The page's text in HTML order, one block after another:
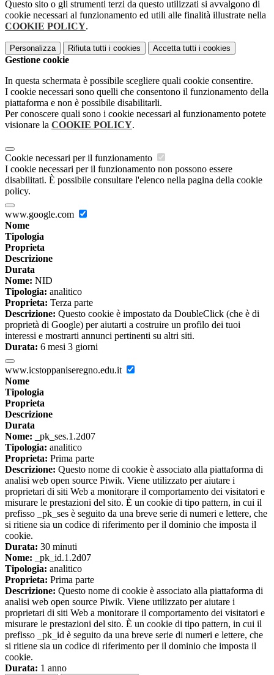
Questo sito o gli strumenti terzi da questo utilizzati si avvalgono di
cookie necessari al funzionamento ed utili alle finalità illustrate nella
COOKIE POLICY.
Personalizza Rifiuta tutti i cookies Accetta tutti i cookies
Gestione cookie
In questa schermata è possibile scegliere quali cookie consentire.
I cookie necessari sono quelli che consentono il funzionamento della
piattaforma e non è possibile disabilitarli.
Per conoscere quali sono i cookie necessari al funzionamento potete
visionare la COOKIE POLICY.
Cookie necessari per il funzionamento
I cookie necessari per il funzionamento non possono essere
disabilitati. È possibile consultare l'elenco nella pagina della cookie
policy.
www.google.com
Nome
Tipologia
Proprieta
Descrizione
Durata
Nome: NID
Tipologia: analitico
Proprieta: Terza parte
Descrizione: Questo cookie è impostato da DoubleClick (che è di
proprietà di Google) per aiutarti a costruire un profilo dei tuoi
interessi e mostrarti annunci pertinenti su altri siti.
Durata: 6 mesi 3 giorni
www.icstoppaniseregno.edu.it
Nome
Tipologia
Proprieta
Descrizione
Durata
Nome: _pk_ses.1.2d07
Tipologia: analitico
Proprieta: Prima parte
Descrizione: Questo nome di cookie è associato alla piattaforma di
analisi web open source Piwik. Viene utilizzato per aiutare i
proprietari di siti Web a monitorare il comportamento dei visitatori e
misurare le prestazioni del sito. È un cookie di tipo pattern, in cui il
prefisso _pk_ses è seguito da una breve serie di numeri e lettere, che
si ritiene sia un codice di riferimento per il dominio che imposta il
cookie.
Durata: 30 minuti
Nome: _pk_id.1.2d07
Tipologia: analitico
Proprieta: Prima parte
Descrizione: Questo nome di cookie è associato alla piattaforma di
analisi web open source Piwik. Viene utilizzato per aiutare i
proprietari di siti Web a monitorare il comportamento dei visitatori e
misurare le prestazioni del sito. È un cookie di tipo pattern, in cui il
prefisso _pk_id è seguito da una breve serie di numeri e lettere, che
si ritiene sia un codice di riferimento per il dominio che imposta il
cookie.
Durata: 1 anno